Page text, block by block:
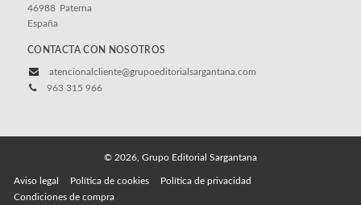
46988 Paterna
España
CONTACTA CON NOSOTROS
atencionalcliente@grupoeditorialsargantana.com
963 315 966
© 2026, Grupo Editorial Sargantana
Aviso legal Política de cookies
Política de privacidad
Condiciones de compra